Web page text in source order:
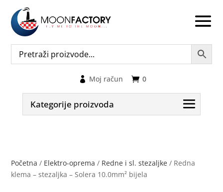
0
Moj račun
Kategorije proizvoda
Početna / Elektro-oprema / Redne i sl. stezaljke / Redna
klema – stezaljka – Solera 10.0mm² bijela